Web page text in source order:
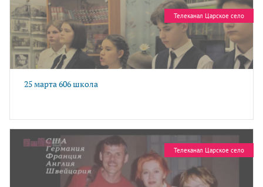
Телеканал Царское село
25 марта 606 школа
Телеканал Царское село